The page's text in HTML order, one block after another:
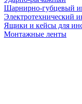
Шарнирно-губцевый
Электротехнический
Ящики и кейсы для
Монтажные ленты